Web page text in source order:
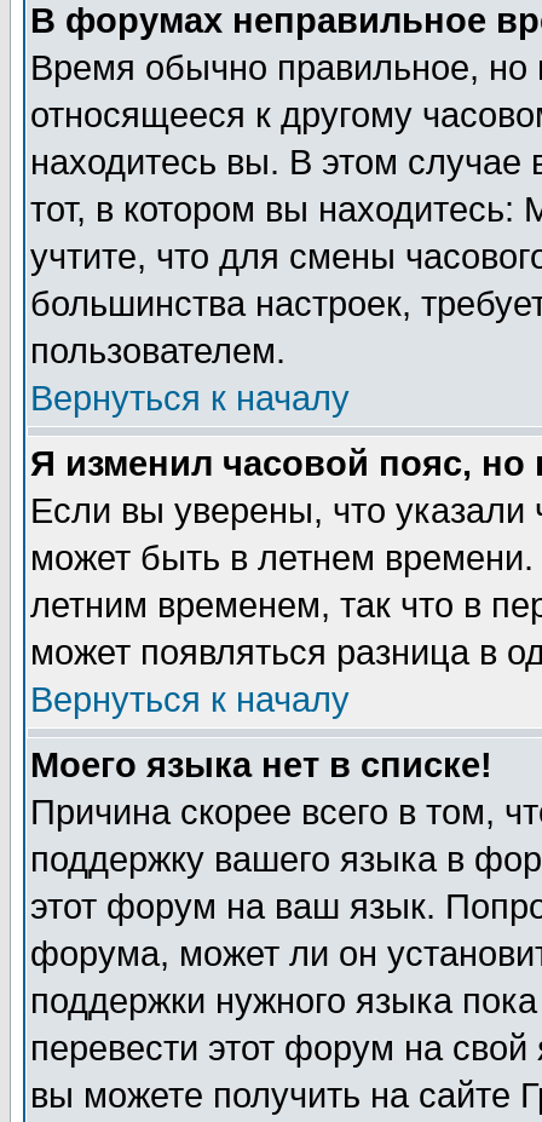
В форумах неправильное
Время обычно правильное,
относящееся к другому
находитесь вы. В этом
тот, в котором вы
учтите, что для смены
большинства настроек,
пользователем.
Вернуться к началу
Я изменил часовой пояс,
Если вы уверены, что указали
может быть в летнем
летним временем, так что в
может появляться разница в
Вернуться к началу
Моего языка нет в списке!
Причина скорее всего в том,
поддержку вашего языка в
этот форум на ваш язык.
форума, может ли он
поддержки нужного языка
перевести этот форум на
вы можете получить на сайте